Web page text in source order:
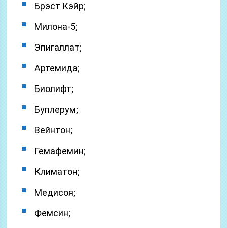
Брэст Кэйр;
Милона-5;
Эпигаллат;
Артемида;
Биолифт;
Буплерум;
Вейнтон;
Гемафемин;
Климатон;
Медисоя;
Фемсин;